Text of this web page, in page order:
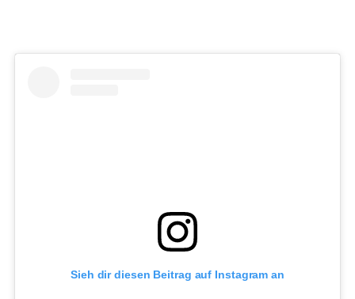
Sieh dir diesen Beitrag auf Instagram an